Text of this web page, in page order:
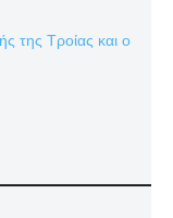
της Τροίας και ο